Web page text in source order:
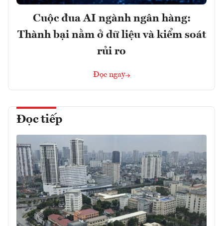
Cuộc đua AI ngành ngân hàng:
Thành bại nằm ở dữ liệu và kiểm soát
rủi ro
Đọc ngay
Đọc tiếp